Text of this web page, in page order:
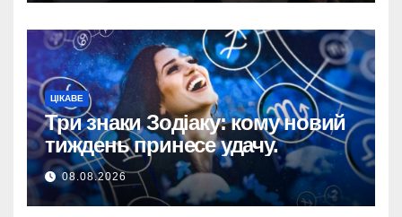
ЦІКАВЕ
Три знаки Зодіаку: кому новий
тиждень принесе удачу.
08.08.2026